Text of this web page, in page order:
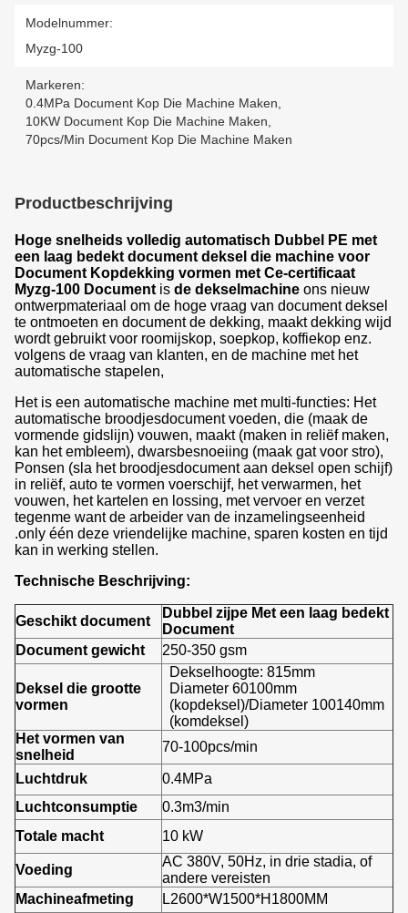
Modelnummer:
Myzg-100
Markeren:
0.4MPa Document Kop Die Machine Maken
10KW Document Kop Die Machine Maken
70pcs/min Document Kop Die Machine Maken
Productbeschrijving
Hoge snelheids volledig automatisch Dubbel PE met
een laag bedekt document deksel die machine voor
Document Kopdekking vormen met Ce-certificaat
Myzg-100 Document is de dekselmachine ons nieuw
ontwerpmateriaal om de hoge vraag van document deksel
te ontmoeten en document de dekking, maakt dekking wijd
wordt gebruikt voor roomijskop, soepkop, koffiekop enz.
volgens de vraag van klanten, en de machine met het
automatische stapelen,
Het is een automatische machine met multi-functies: Het
automatische broodjesdocument voeden, die (maak de
vormende gidslijn) vouwen, maakt (maken in reliëf maken,
kan het embleem), dwarsbesnoeiing (maak gat voor stro),
Ponsen (sla het broodjesdocument aan deksel open schijf)
in reliëf, auto te vormen voerschijf, het verwarmen, het
vouwen, het kartelen en lossing, met vervoer en verzet
tegenme want de arbeider van de inzamelingseenheid
.only één deze vriendelijke machine, sparen kosten en tijd
kan in werking stellen.
Technische Beschrijving:
Geschikt document
Dubbel zijpe Met een laag bedekt
Document
Document gewicht
250-350 gsm
Deksel die grootte
vormen
Dekselhoogte: 815mm
Diameter 60100mm
(kopdeksel)/Diameter 100140mm
(komdeksel)
Het vormen van
snelheid
70-100pcs/min
Luchtdruk
0.4MPa
Luchtconsumptie
0.3m3/min
Totale macht
10 kW
Voeding
AC 380V, 50Hz, in drie stadia, of
andere vereisten
Machineafmeting
L2600*W1500*H1800MM